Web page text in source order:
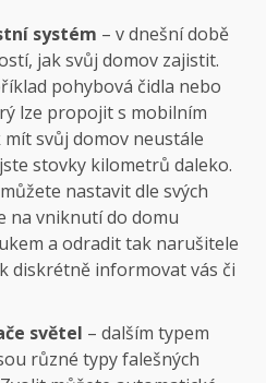
systém – v dnešní době
jak svůj domov zajistit.
pohybová čidla nebo
lze propojit s mobilním
svůj domov neustále
stovky kilometrů daleko.
nastavit dle svých
na vniknutí do domu
a odradit tak narušitele
diskrétně informovat vás či
světel – dalším typem
různé typy falešných